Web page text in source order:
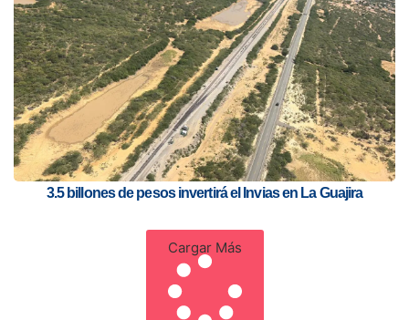
3.5 billones de pesos invertirá el Invias en La Guajira
Cargar Más